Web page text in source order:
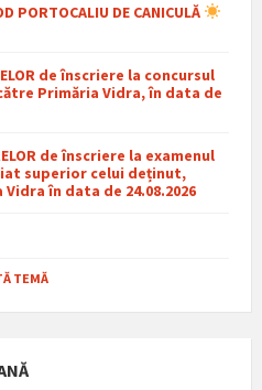
PORTOCALIU DE CANICULĂ
de înscriere la concursul
Primăria Vidra, în data de
de înscriere la examenul
superior celui deținut,
în data de 24.08.2026
TEMĂ